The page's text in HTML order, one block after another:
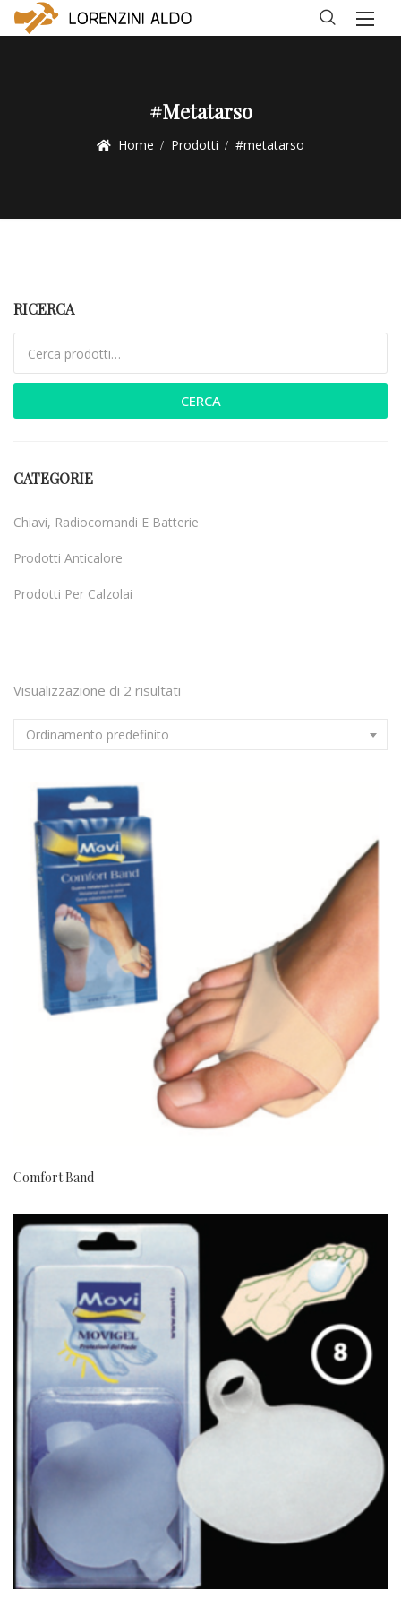
#metatarso
Home Prodotti #metatarso
RICERCA
CERCA
CATEGORIE
Chiavi, Radiocomandi E Batterie
Prodotti Anticalore
Prodotti Per Calzolai
Visualizzazione di 2 risultati
Ordinamento predefinito
Comfort Band